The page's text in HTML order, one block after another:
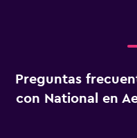
Preguntas
con National en